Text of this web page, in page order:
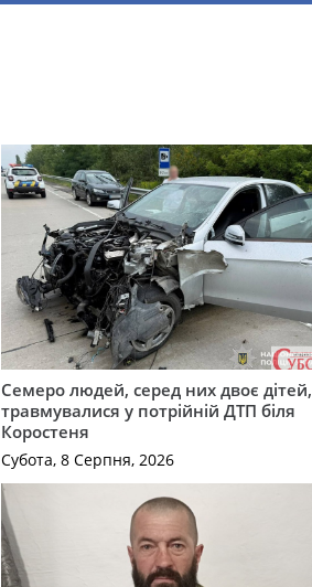
Семеро людей, серед них двоє дітей,
травмувалися у потрійній ДТП біля
Коростеня
Субота, 8 Серпня, 2026